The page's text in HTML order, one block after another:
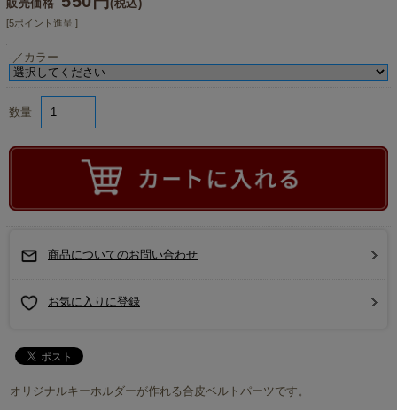
販売価格 (税込)
[5ポイント進呈 ]
-／カラー
数量
商品についてのお問い合わせ
お気に入りに登録
オリジナルキーホルダーが作れる合皮ベルトパーツです。